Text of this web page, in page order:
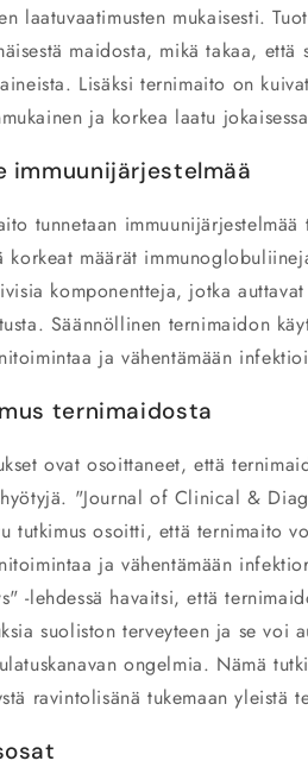
laatuvaatimusten mukaisesti.
maidosta, mikä takaa, että
Lisäksi ternimaito on
ja korkea laatu
immuunijärjestelmää
tunnetaan
korkeat määrät
komponentteja, jotka
Säännöllinen ternimaidon
ja vähentämään
ternimaidosta
ovat osoittaneet, että
"Journal of Clinical &
tutkimus osoitti, että ternimaito
ja vähentämään
-lehdessä havaitsi, että
suoliston terveyteen ja se voi
ongelmia. Nämä
ravintolisänä tukemaan yleistä